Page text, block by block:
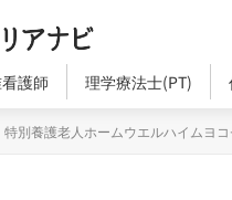
護師 理学療法士(PT)
特別養護老人ホームウエルハイムヨ